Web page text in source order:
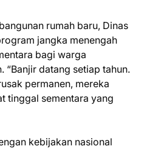
rumah baru, Dinas
jangka menengah
bagi warga
“Banjir datang setiap tahun.
permanen, mereka
tinggal sementara yang
kebijakan nasional